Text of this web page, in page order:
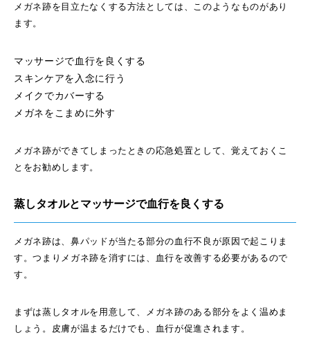
メガネ跡を目立たなくする方法としては、このようなものがあり
ます。
マッサージで血行を良くする
スキンケアを入念に行う
メイクでカバーする
メガネをこまめに外す
メガネ跡ができてしまったときの応急処置として、覚えておくこ
とをお勧めします。
蒸しタオルとマッサージで血行を良くする
メガネ跡は、鼻パッドが当たる部分の血行不良が原因で起こりま
す。つまりメガネ跡を消すには、血行を改善する必要があるので
す。
まずは蒸しタオルを用意して、メガネ跡のある部分をよく温めま
しょう。皮膚が温まるだけでも、血行が促進されます。